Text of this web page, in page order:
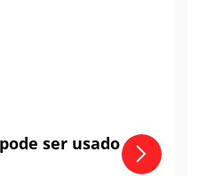
ser usado